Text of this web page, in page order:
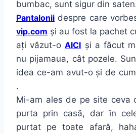
bumbac, sunt sigur din
Pantalonii despre care
vip.com și au fost la pachet
ați văzut-oAICI și a făcut
nu pijamaua, cât pozele.
idea ce-am avut-o și de
.
Mi-am ales de pe site ceva
purta prin casă, dar în
purtat pe toate afară,